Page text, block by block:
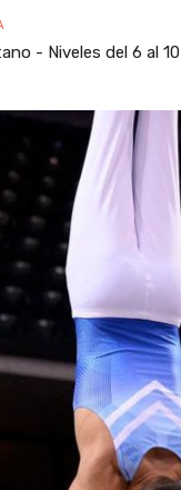
- Niveles del 6 al 10